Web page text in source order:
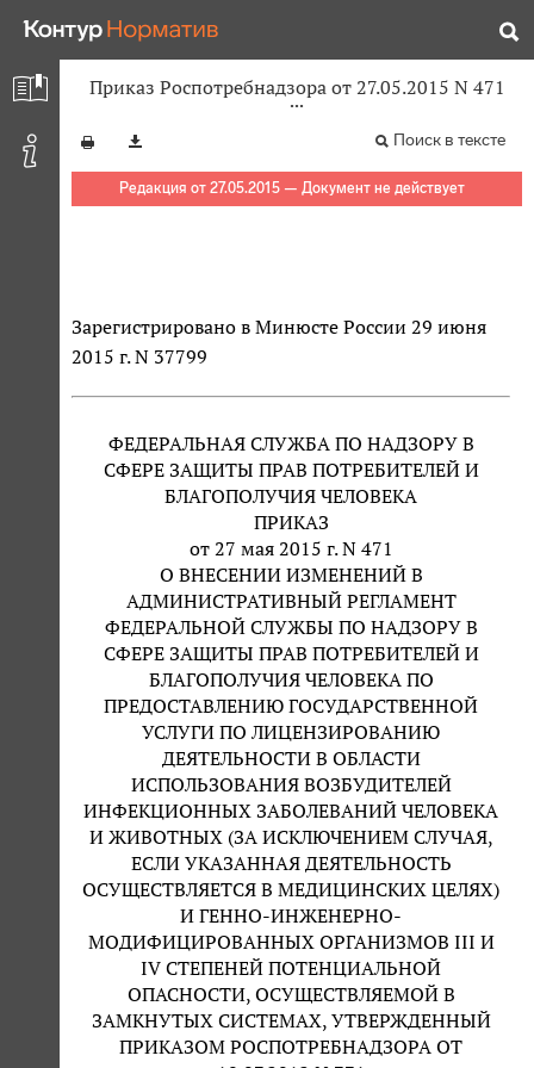
Приказ Роспотребнадзора от 27.05.2015 N 471
Поиск в тексте
Редакция от 27.05.2015 — Документ не действует
Зарегистрировано в Минюсте России 29 июня
2015 г. N 37799
ФЕДЕРАЛЬНАЯ СЛУЖБА ПО НАДЗОРУ В
СФЕРЕ ЗАЩИТЫ ПРАВ ПОТРЕБИТЕЛЕЙ И
БЛАГОПОЛУЧИЯ ЧЕЛОВЕКА
ПРИКАЗ
от 27 мая 2015 г. N 471
О ВНЕСЕНИИ ИЗМЕНЕНИЙ В
АДМИНИСТРАТИВНЫЙ РЕГЛАМЕНТ
ФЕДЕРАЛЬНОЙ СЛУЖБЫ ПО НАДЗОРУ В
СФЕРЕ ЗАЩИТЫ ПРАВ ПОТРЕБИТЕЛЕЙ И
БЛАГОПОЛУЧИЯ ЧЕЛОВЕКА ПО
ПРЕДОСТАВЛЕНИЮ ГОСУДАРСТВЕННОЙ
УСЛУГИ ПО ЛИЦЕНЗИРОВАНИЮ
ДЕЯТЕЛЬНОСТИ В ОБЛАСТИ
ИСПОЛЬЗОВАНИЯ ВОЗБУДИТЕЛЕЙ
ИНФЕКЦИОННЫХ ЗАБОЛЕВАНИЙ ЧЕЛОВЕКА
И ЖИВОТНЫХ (ЗА ИСКЛЮЧЕНИЕМ СЛУЧАЯ,
ЕСЛИ УКАЗАННАЯ ДЕЯТЕЛЬНОСТЬ
ОСУЩЕСТВЛЯЕТСЯ В МЕДИЦИНСКИХ ЦЕЛЯХ)
И ГЕННО-ИНЖЕНЕРНО-
МОДИФИЦИРОВАННЫХ ОРГАНИЗМОВ III И
IV СТЕПЕНЕЙ ПОТЕНЦИАЛЬНОЙ
ОПАСНОСТИ, ОСУЩЕСТВЛЯЕМОЙ В
ЗАМКНУТЫХ СИСТЕМАХ, УТВЕРЖДЕННЫЙ
ПРИКАЗОМ РОСПОТРЕБНАДЗОРА ОТ